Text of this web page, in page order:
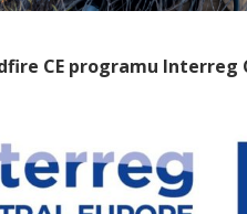
CE programu Interreg